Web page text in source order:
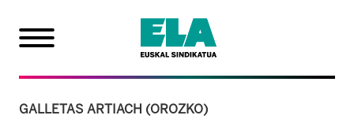
GALLETAS ARTIACH (OROZKO)